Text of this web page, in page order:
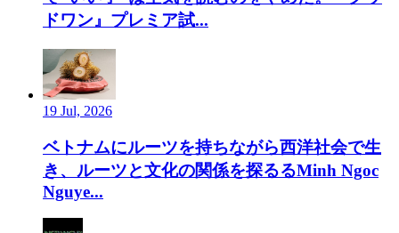
ドワン』プレミア試...
19 Jul, 2026
ベトナムにルーツを持ちながら西洋社会で生
き、ルーツと文化の関係を探るるMinh Ngoc
Nguye...